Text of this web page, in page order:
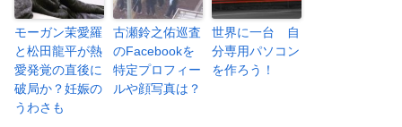
モーガン茉愛羅
と松田龍平が熱
愛発覚の直後に
破局か？妊娠の
うわさも
古瀬鈴之佑巡査
のFacebookを
特定プロフィー
ルや顔写真は？
世界に一台 自
分専用パソコン
を作ろう！